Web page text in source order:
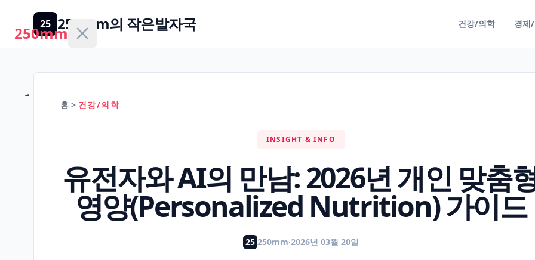
250mm
홈
25 250mm의 작은발자국 건강/의학 경제
홈 > 건강/의학
INSIGHT & INFO
유전자와 AI의 만남: 2026년 개인 맞춤
영양(Personalized Nutrition) 가이드
25 250mm·2026년 03월 20일